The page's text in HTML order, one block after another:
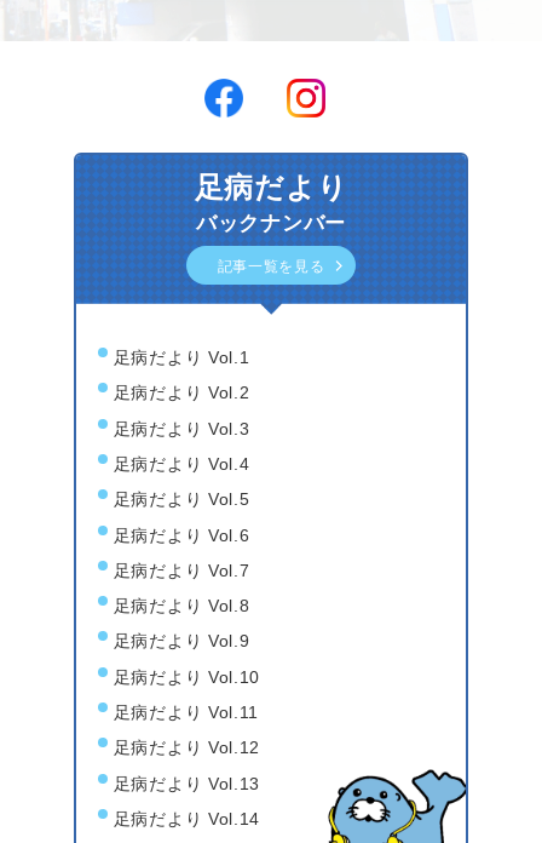
足病だより
バックナンバー
記事一覧を見る
足病だより Vol.1
足病だより Vol.2
足病だより Vol.3
足病だより Vol.4
足病だより Vol.5
足病だより Vol.6
足病だより Vol.7
足病だより Vol.8
足病だより Vol.9
足病だより Vol.10
足病だより Vol.11
足病だより Vol.12
足病だより Vol.13
足病だより Vol.14